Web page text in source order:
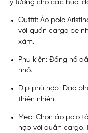
lý tưởng cho các buổi
Outfit: Áo polo
với quần cargo be
xám.
Phụ kiện: Đồng hồ
nhỏ.
Dịp phù hợp: Dạo
thiên nhiên.
Mẹo: Chọn áo polo
hợp với quần cargo.